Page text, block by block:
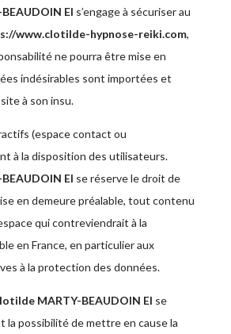
EI s’engage à sécuriser au
www.clotilde-hypnose-reiki.com,
ne pourra être mise en
indésirables sont importées et
à son insu.
(espace contact ou
à la disposition des utilisateurs.
EI se réserve le droit de
en demeure préalable, tout contenu
qui contreviendrait à la
en France, en particulier aux
à la protection des données.
MARTY-BEAUDOIN EI se
la possibilité de mettre en cause la